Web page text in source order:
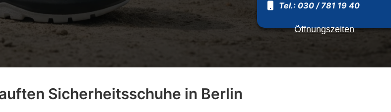
Tel.: 030 / 781 19 40
Öffnungszeiten
Sicherheitsschuhe in Berlin